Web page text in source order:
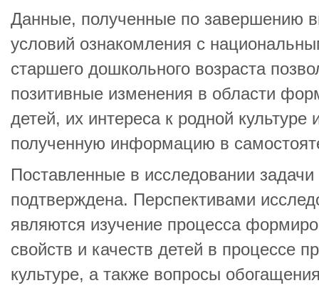
Данные, полученные по завершению
условий ознакомления с
старшего дошкольного возраста
позитивные изменения в области
детей, их интереса к родной культуре
полученную информацию в
Поставленные в исследовании
подтверждена. Перспективами
являются изучение процесса
свойств и качеств детей в процессе
культуре, а также вопросы